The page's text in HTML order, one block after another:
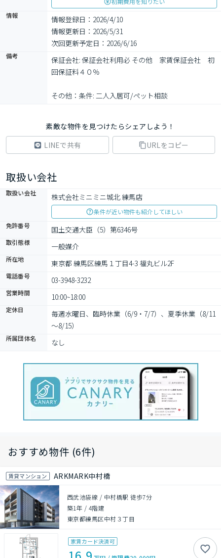
情報
情報登録日：2026/4/10
情報更新日：2026/5/31
次回更新予定日：2026/6/16
備考
保証会社: 保証会社利用必 その他　家賃保証会社　初
回保証料４０％
その他：条件: 二人入居可/ペット相談
素敵な物件を見つけたらシェアしよう！
LINEで共有
URLをコピー
取扱い会社
取扱い会社 株式会社ミニミニ城北 練馬店
条件が近い物件も紹介してほしい
免許番号
国土交通大臣（5）第6346号
取引態様 一般媒介
所在地 東京都 練馬区練馬１丁目4-3 福丸ビル2F
電話番号 03-3948-3232
営業時間 10:00~18:00
定休日
毎週水曜日、臨時休業（6/9・7/7）、夏季休業（8/11
～8/15）
所属団体名 なし
おすすめ物件 (6件)
賃貸マンション ARKMARK中村橋
西武池袋線 / 中村橋駅 徒歩7分
築1年 / 4階建
東京都練馬区中村３丁目
家賃カード決済可